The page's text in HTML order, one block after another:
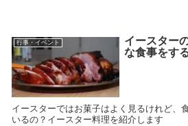
行事・イベント
イースター
な食事をす
イースターではお菓子はよく見るけれど、
いるの？イースター料理を紹介します